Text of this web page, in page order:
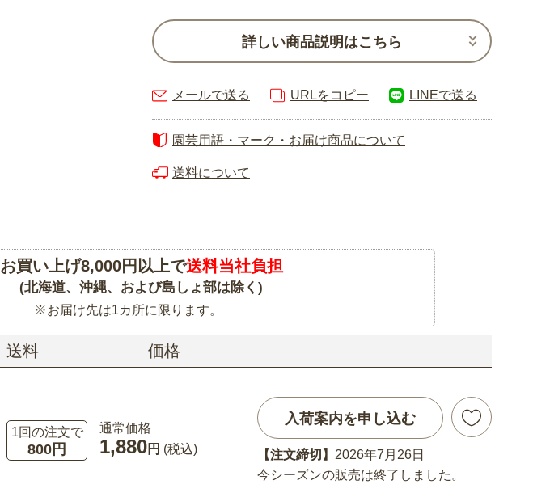
詳しい商品説明はこちら
メールで送る URLをコピー LINEで送る
園芸用語・マーク・お届け商品について
送料について
お買い上げ8,000円以上で送料当社負担
(北海道、沖縄、および島しょ部は除く)
※お届け先は1カ所に限ります。
送料 価格
1回の注文で
800円
通常価格
1,880円 (税込)
入荷案内を申し込む
【注文締切】 2026年7月26日
今シーズンの販売は終了しました。